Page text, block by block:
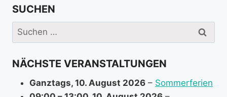
e
i
n
o
SUCHEN
Suchen
nach:
NÄCHSTE VERANSTALTUNGEN
Ganztags, 10. August 2026 – Sommerferien